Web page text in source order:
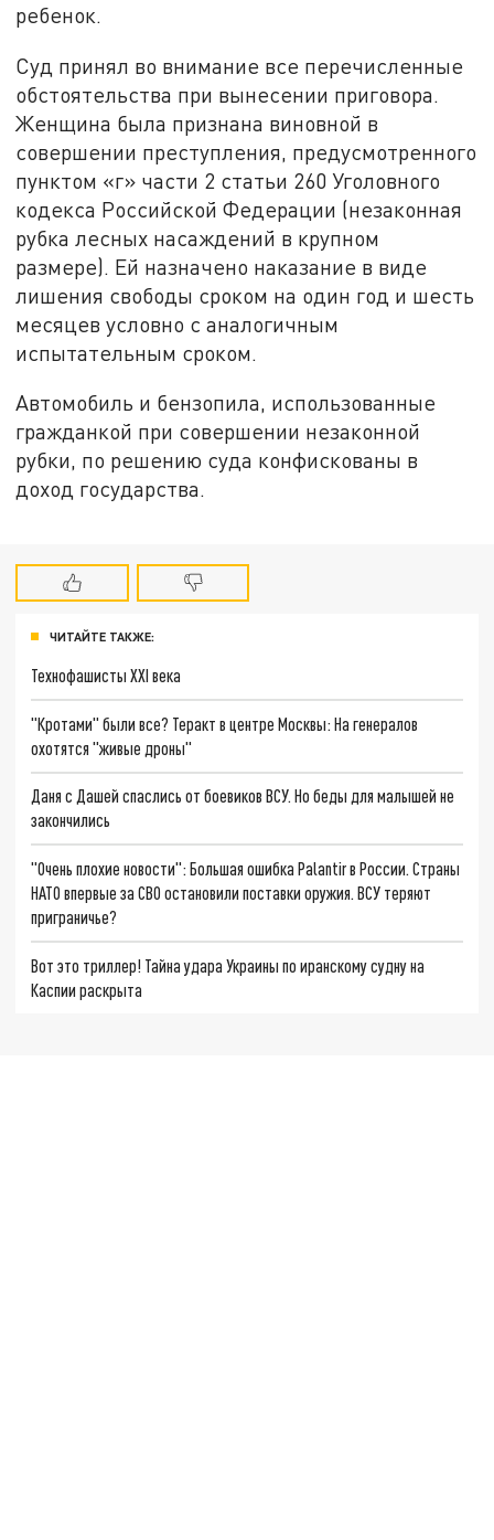
ребенок.
Суд принял во внимание все перечисленные
обстоятельства при вынесении приговора.
Женщина была признана виновной в
совершении преступления, предусмотренного
пунктом «г» части 2 статьи 260 Уголовного
кодекса Российской Федерации (незаконная
рубка лесных насаждений в крупном
размере). Ей назначено наказание в виде
лишения свободы сроком на один год и шесть
месяцев условно с аналогичным
испытательным сроком.
Автомобиль и бензопила, использованные
гражданкой при совершении незаконной
рубки, по решению суда конфискованы в
доход государства.
ЧИТАЙТЕ ТАКЖЕ:
Технофашисты XXI века
"Кротами" были все? Теракт в центре Москвы: На генералов
охотятся "живые дроны"
Даня с Дашей спаслись от боевиков ВСУ. Но беды для малышей не
закончились
"Очень плохие новости": Большая ошибка Palantir в России. Страны
НАТО впервые за СВО остановили поставки оружия. ВСУ теряют
приграничье?
Вот это триллер! Тайна удара Украины по иранскому судну на
Каспии раскрыта